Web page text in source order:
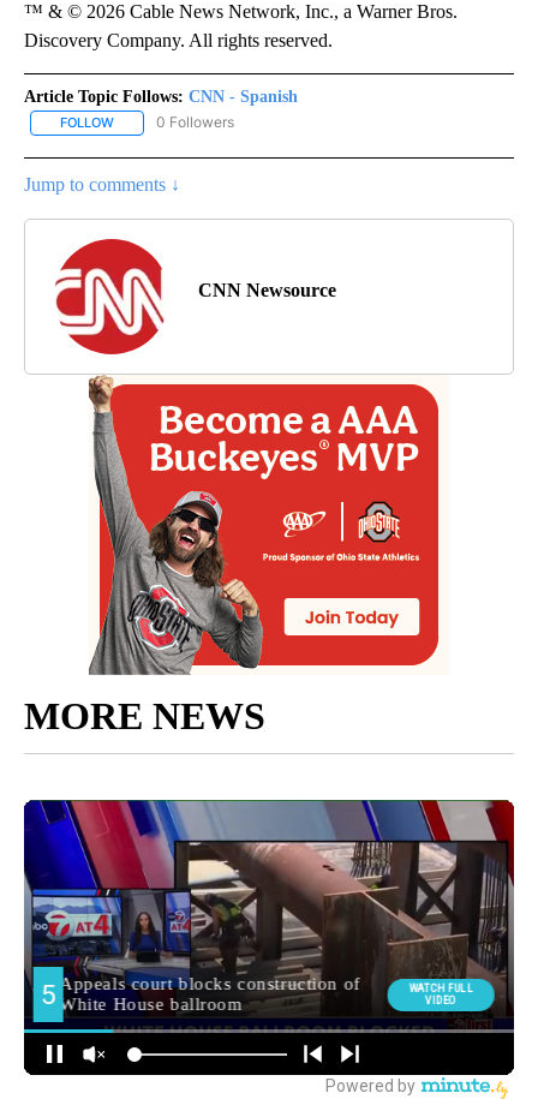
™ & © 2026 Cable News Network, Inc., a Warner Bros.
Discovery Company. All rights reserved.
Article Topic Follows: CNN - Spanish
FOLLOW FOLLOW "CNN - SPANISH" TO RECEIVE NOTIFICATIONS ABOUT
0 Followers
Jump to comments ↓
CNN Newsource
MORE NEWS